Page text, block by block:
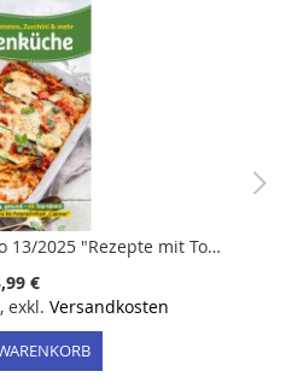
meine Familie & ich - boo 13/2025 "Rezepte mit Tomaten, Zucchini & mehr - Gartenküche"
€
, exkl. Versandkosten